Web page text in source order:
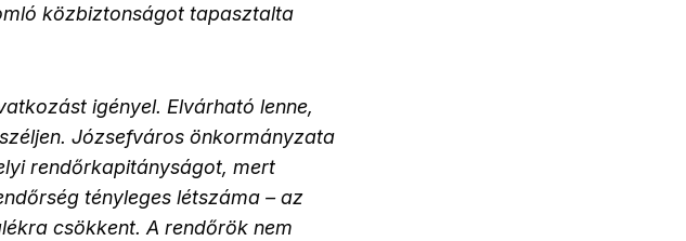
közbiztonságot tapasztalta
igényel. Elvárható lenne,
Józsefváros önkormányzata
rendőrkapitányságot, mert
tényleges létszáma – az
csökkent. A rendőrök nem